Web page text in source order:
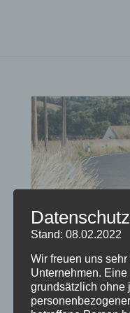
1000KM-Brevet
vonRadlausicker|
Stand: 08.02.2022
Wir freuen uns
Unternehmen.
grundsätzlich ohne